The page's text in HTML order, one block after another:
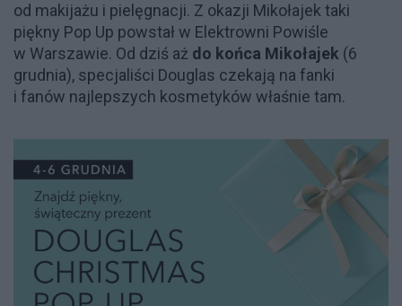
od makijażu i pielęgnacji. Z okazji Mikołajek taki
piękny Pop Up powstał w Elektrowni Powiśle
w Warszawie. Od dziś aż do końca Mikołajek (6
grudnia), specjaliści Douglas czekają na fanki
i fanów najlepszych kosmetyków właśnie tam.